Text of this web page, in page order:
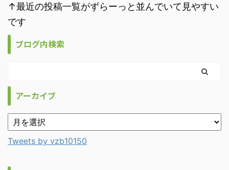
↑最近の投稿一覧がずらーっと並んでいて見やすい
です
ブログ内検索
アーカイブ
Tweets by vzb10150